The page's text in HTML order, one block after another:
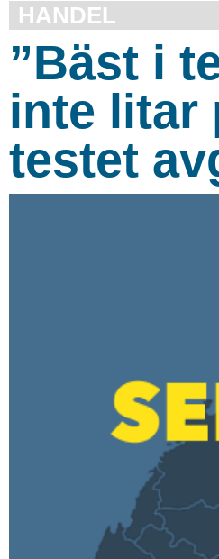
HANDEL
”Bäst i
inte litar
testet